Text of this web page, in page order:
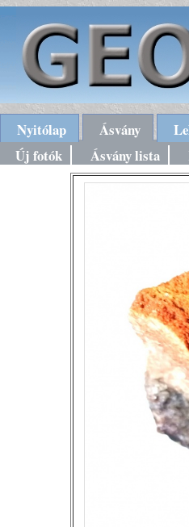
Nyitólap Ásvány
Új fotók
Ásvány lista